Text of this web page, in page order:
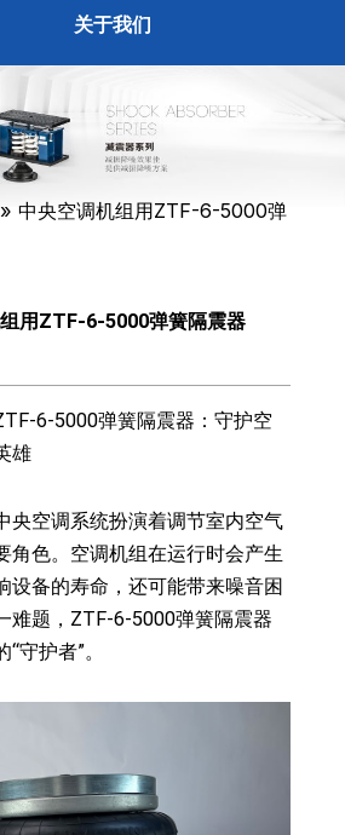
关于我们
» 中央空调机组用ZTF-6-5000弹
用ZTF-6-5000弹簧隔震器
6-5000弹簧隔震器：守护空
雄
央空调系统扮演着调节室内空气
角色。空调机组在运行时会产生
设备的寿命，还可能带来噪音困
难题，ZTF-6-5000弹簧隔震器
守护者”。